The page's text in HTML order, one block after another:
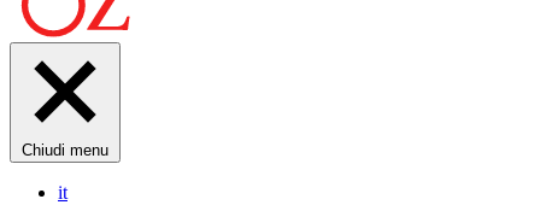
Chiudi menu
it